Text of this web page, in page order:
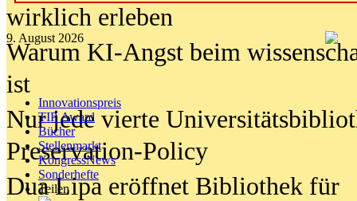
9. August 2026
Innovationspreis
TIP Award
Bücher
Stellenmarkt
KongressNews
Sonderhefte
Teilen
wirklich erleben
Warum KI-Angst beim
ist
Nur jede vierte
Preservation-Policy
Dua Lipa eröffnet Bibliothek für